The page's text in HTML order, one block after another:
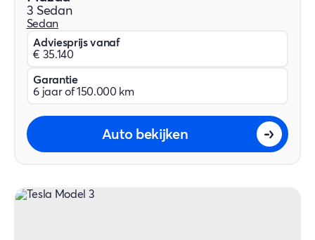
3 Sedan
Sedan
Adviesprijs vanaf
€ 35.140
Garantie
6 jaar of 150.000 km
Auto bekijken